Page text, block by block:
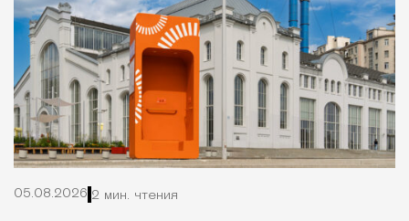
05.08.2026 2 мин. чтения